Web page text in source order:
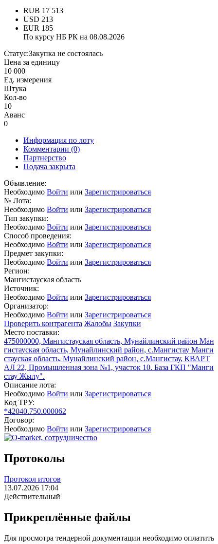
RUB 17 513
USD 213
EUR 185
По курсу НБ РК на 08.08.2026
Статус:Закупка не состоялась
Цена за единицу
10 000
Ед. измерения
Штука
Кол-во
10
Аванс
0
Информация по лоту
Комментарии (0)
Партнерство
Подача закрыта
Объявление:
Необходимо Войти или Зарегистрироваться
№ Лота:
Необходимо Войти или Зарегистрироваться
Тип закупки:
Необходимо Войти или Зарегистрироваться
Способ проведения:
Необходимо Войти или Зарегистрироваться
Предмет закупки:
Необходимо Войти или Зарегистрироваться
Регион:
Мангистауская область
Источник:
Необходимо Войти или Зарегистрироваться
Организатор:
Необходимо Войти или Зарегистрироваться
Проверить контрагента Жалобы Закупки
Место поставки:
475000000, Мангистауская область, Мунайлинский район Ман
гистауская область, Мунайлинский район, с.Мангистау Манги
стауская область, Мунайлинский район, с.Мангистау, КВАРТ
АЛ 22, Промышленная зона №1, участок 10. База ГКП "Манги
стау Жылу".
Описание лота:
Необходимо Войти или Зарегистрироваться
Код ТРУ:
*42040.750.000062
Договор:
Необходимо Войти или Зарегистрироваться
Протоколы
Протокол итогов
13.07.2026 17:04
Действительный
Прикреплённые файлы
Для просмотра тендерной документации необходимо оплатить